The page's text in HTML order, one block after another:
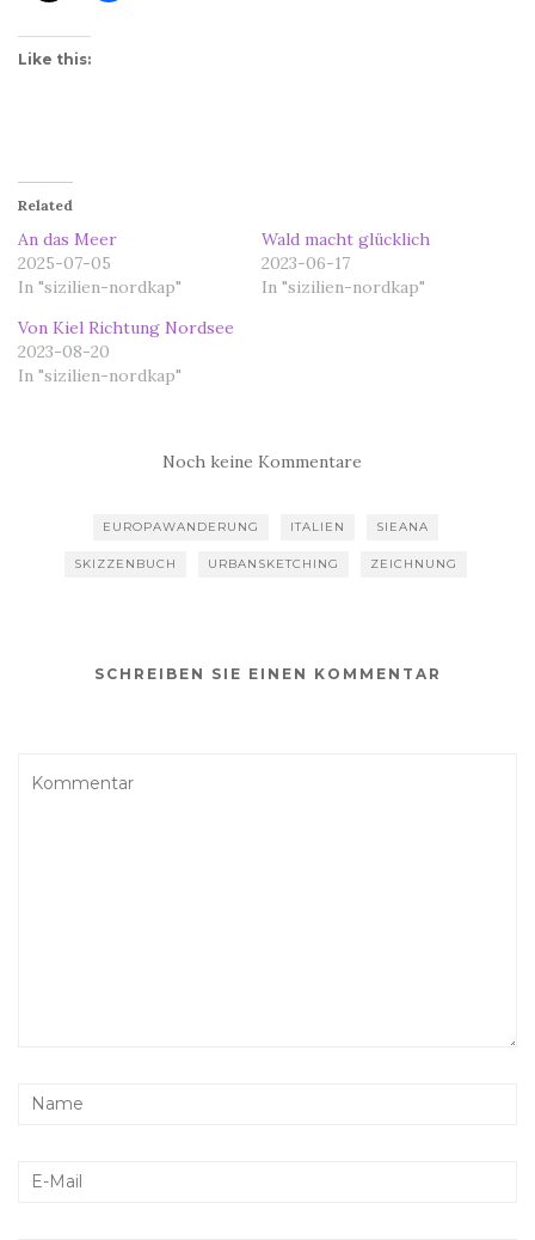
Like this:
Related
An das Meer
2025-07-05
In "sizilien-nordkap"
Wald macht glücklich
2023-06-17
In "sizilien-nordkap"
Von Kiel Richtung Nordsee
2023-08-20
In "sizilien-nordkap"
Noch keine Kommentare
EUROPAWANDERUNG ITALIEN SIEANA
SKIZZENBUCH URBANSKETCHING ZEICHNUNG
SCHREIBEN SIE EINEN KOMMENTAR